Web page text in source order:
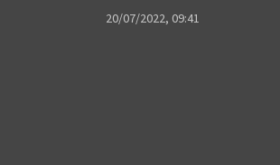
20/07/2022, 09:41